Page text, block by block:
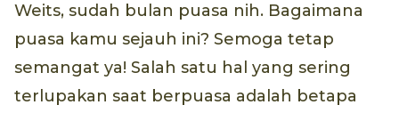
Weits, sudah bulan puasa nih. Bagaimana
puasa kamu sejauh ini? Semoga tetap
semangat ya! Salah satu hal yang sering
terlupakan saat berpuasa adalah betapa